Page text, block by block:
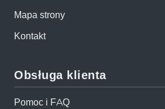
Mapa strony
Kontakt
Obsługa klienta
Pomoc i FAQ